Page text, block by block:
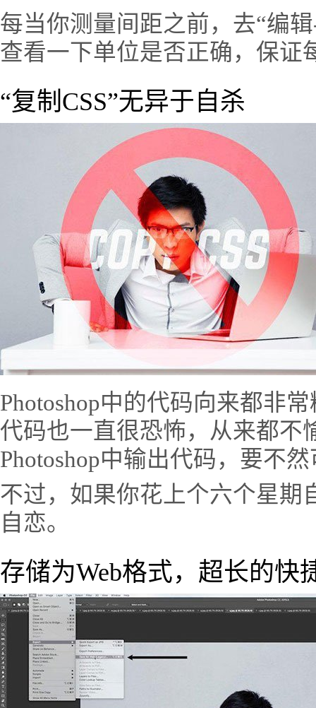
每当你测量间距之前，去“编
查看一下单位是否正确，保证
“复制CSS”无异于自杀
Photoshop中的代码向来都非
代码也一直很恐怖，从来都不
Photoshop中输出代码，要不
不过，如果你花上个六个星期
自恋。
存储为Web格式，超长的快